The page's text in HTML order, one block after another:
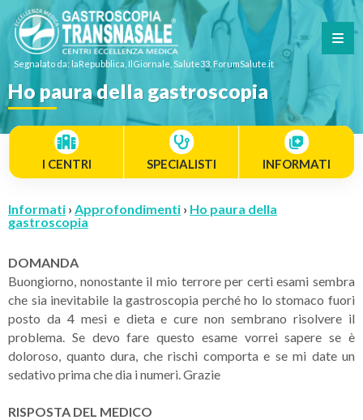
Segnalato da: laRepubblica, IlGiornale, Salute33, ForumSalute.it
Ho paura della gastroscopia
I CENTRI SPECIALISTI INFORMATI
Informati › Approfondimenti › Ho paura della
gastroscopia
DOMANDA
Buongiorno, nonostante il mio terrore per certi esami sembra
che sia inevitabile la gastroscopia perché ho lo stomaco fuori
posto da 4 mesi e dieta e cure non sembrano risolvere il
problema. Se devo fare questo esame vorrei sapere se è
doloroso, quanto dura, che rischi comporta e se mi date un
sedativo prima che dia i numeri. Grazie
RISPOSTA DEL MEDICO